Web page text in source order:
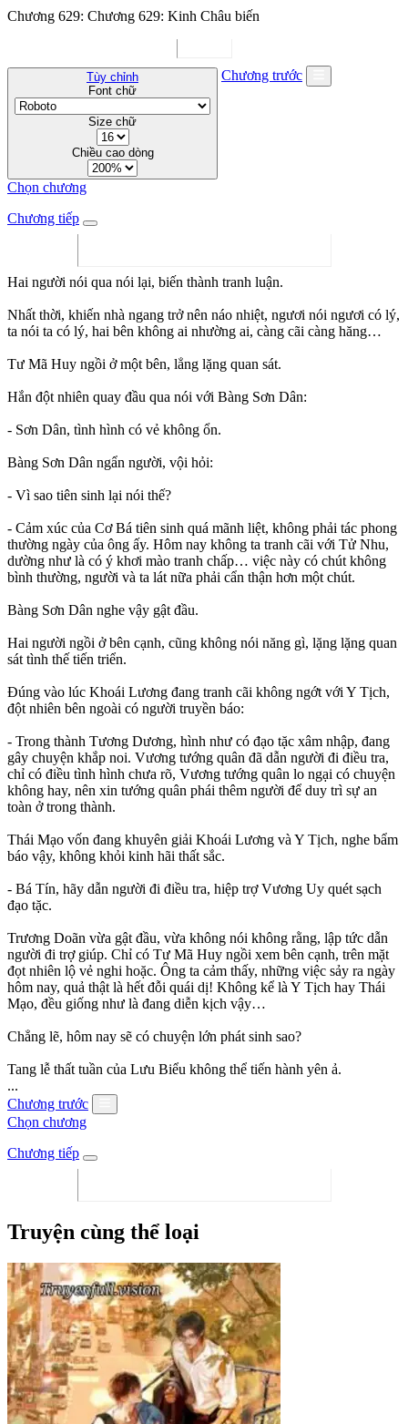
Chương 629: Chương 629: Kinh Châu biến
Tùy chỉnh
Font chữ
Size chữ
Chiều cao dòng
Chương trước
Chọn chương
Chương tiếp
Hai người nói qua nói lại, biến thành tranh luận.
Nhất thời, khiến nhà ngang trở nên náo nhiệt, ngươi nói ngươi có lý,
ta nói ta có lý, hai bên không ai nhường ai, càng cãi càng hăng…
Tư Mã Huy ngồi ở một bên, lẳng lặng quan sát.
Hắn đột nhiên quay đầu qua nói với Bàng Sơn Dân:
- Sơn Dân, tình hình có vẻ không ổn.
Bàng Sơn Dân ngẩn người, vội hỏi:
- Vì sao tiên sinh lại nói thế?
- Cảm xúc của Cơ Bá tiên sinh quá mãnh liệt, không phải tác phong
thường ngày của ông ấy. Hôm nay không ta tranh cãi với Tử Nhu,
dường như là có ý khơi mào tranh chấp… việc này có chút không
bình thường, người và ta lát nữa phải cẩn thận hơn một chút.
Bàng Sơn Dân nghe vậy gật đầu.
Hai người ngồi ở bên cạnh, cũng không nói năng gì, lặng lặng quan
sát tình thế tiến triển.
Đúng vào lúc Khoái Lương đang tranh cãi không ngớt với Y Tịch,
đột nhiên bên ngoài có người truyền báo:
- Trong thành Tương Dương, hình như có đạo tặc xâm nhập, đang
gây chuyện khắp noi. Vương tướng quân đã dẫn người đi điều tra,
chỉ có điều tình hình chưa rõ, Vương tướng quân lo ngại có chuyện
không hay, nên xin tướng quân phái thêm người để duy trì sự an
toàn ở trong thành.
Thái Mạo vốn đang khuyên giải Khoái Lương và Y Tịch, nghe bẩm
báo vậy, không khỏi kinh hãi thất sắc.
- Bá Tín, hãy dẫn người đi điều tra, hiệp trợ Vương Uy quét sạch
đạo tặc.
Trương Doãn vừa gật đầu, vừa không nói không rằng, lập tức dẫn
người đi trợ giúp. Chỉ có Tư Mã Huy ngồi xem bên cạnh, trên mặt
đọt nhiên lộ vẻ nghi hoặc. Ông ta cảm thấy, những việc sảy ra ngày
hôm nay, quả thật là hết đỗi quái dị! Không kể là Y Tịch hay Thái
Mạo, đều giống như là đang diễn kịch vậy…
Chẳng lẽ, hôm nay sẽ có chuyện lớn phát sinh sao?
Tang lễ thất tuần của Lưu Biểu không thể tiến hành yên ả.
...
Chương trước
Chọn chương
Chương tiếp
Truyện cùng thể loại